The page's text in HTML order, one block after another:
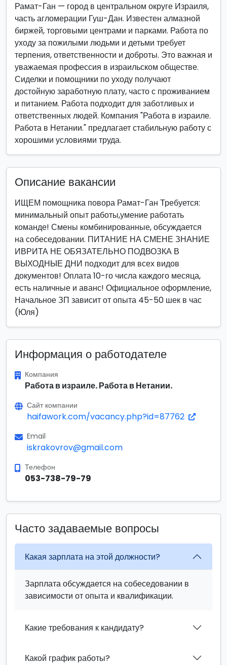
Рамат-Ган — город в центральном округе Израиля,
часть агломерации Гуш-Дан. Известен алмазной
биржей, торговыми центрами и парками. Работа по
уходу за пожилыми людьми и детьми требует
терпения, ответственности и доброты. Это важная и
уважаемая профессия в израильском обществе.
Сиделки и помощники по уходу получают
достойную заработную плату, часто с проживанием
и питанием. Работа подходит для заботливых и
ответственных людей. Компания "Работа в израиле.
Работа в Нетании." предлагает стабильную работу с
хорошими условиями труда.
Описание вакансии
ИЩЕМ помощника повора Рамат-Ган Требуется:
минимальный опыт работы,умение работать
команде! Смены комбинированные, обсуждается
на собеседовании. ПИТАНИЕ НА СМЕНЕ ЗНАНИЕ
ИВРИТА НЕ ОБЯЗАТЕЛЬНО ПОДВОЗКА В
ВЫХОДНЫЕ ДНИ подходит для всех видов
документов! Оплата 10-го числа каждого месяца,
есть наличные и аванс! Официальное оформление,
Начальное ЗП зависит от опыта 45-50 шек в час
(Юля)
Информация о работодателе
Компания
Работа в израиле. Работа в Нетании.
Сайт компании
haifawork.com/vacancy.php?id=87762
Email
iskrakovrov@gmail.com
Телефон
053-738-79-79
Часто задаваемые вопросы
Какая зарплата на этой должности?
Зарплата обсуждается на собеседовании в
зависимости от опыта и квалификации.
Какие требования к кандидату?
Какой график работы?